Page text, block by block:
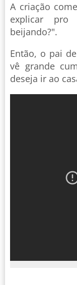
A criação
explicar
beijando?".
Então, o pai
vê grande
deseja ir ao